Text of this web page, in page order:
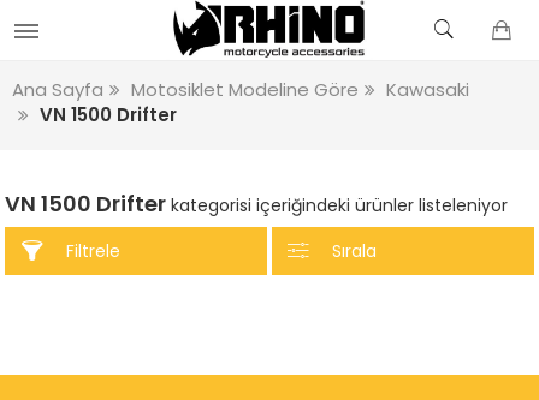
Ana Sayfa Motosiklet Modeline Göre
Kawasaki
VN 1500 Drifter
VN 1500 Drifter kategorisi içeriğindeki ürünler listeleniyor
Filtrele
Sırala